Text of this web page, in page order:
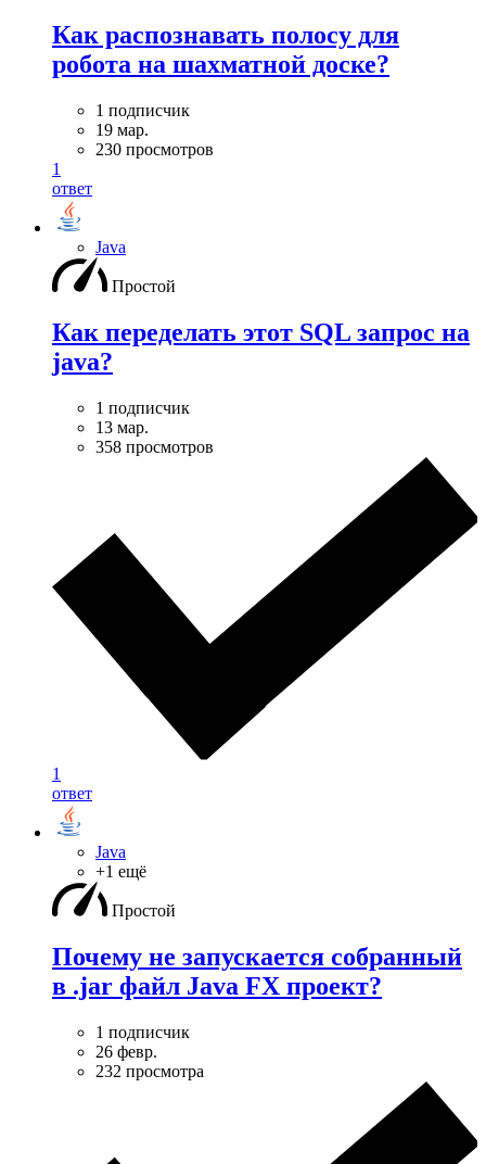
Как распознавать полосу для
робота на шахматной доске?
1 подписчик
19 мар.
230 просмотров
1
ответ
Java
Простой
Как переделать этот SQL запрос на
java?
1 подписчик
13 мар.
358 просмотров
1
ответ
Java
+1 ещё
Простой
Почему не запускается собранный
в .jar файл Java FX проект?
1 подписчик
26 февр.
232 просмотра